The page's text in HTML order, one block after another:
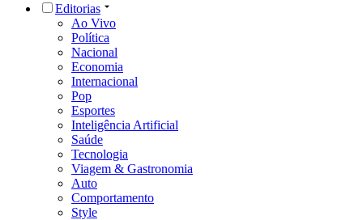
Editorias
Ao Vivo
Política
Nacional
Economia
Internacional
Pop
Esportes
Inteligência Artificial
Saúde
Tecnologia
Viagem & Gastronomia
Auto
Comportamento
Style